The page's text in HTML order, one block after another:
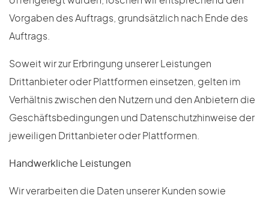
Vorgaben des Auftrags, grundsätzlich nach Ende des
Auftrags.
Soweit wir zur Erbringung unserer Leistungen
Drittanbieter oder Plattformen einsetzen, gelten im
Verhältnis zwischen den Nutzern und den Anbietern die
Geschäftsbedingungen und Datenschutzhinweise der
jeweiligen Drittanbieter oder Plattformen.
Handwerkliche Leistungen
Wir verarbeiten die Daten unserer Kunden sowie